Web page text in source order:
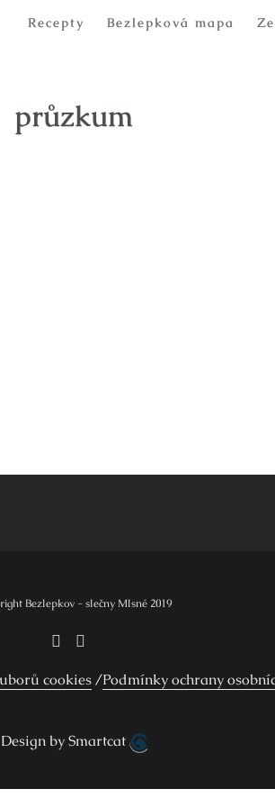
Recepty Bezlepková mapa
průzkum
Bezlepkov - slečny Mlsné 2019
cookies Podmínky ochrany
Design by Smartcat